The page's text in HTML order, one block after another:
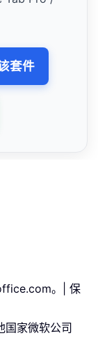
套件
。| 保
家微软公司